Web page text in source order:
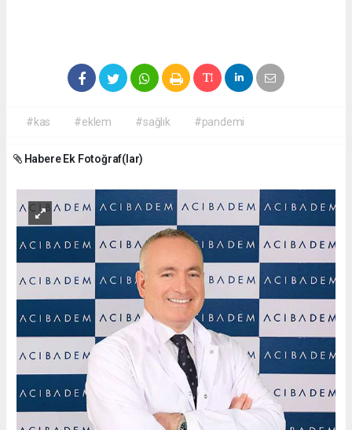
#kas #eklem #sağlık #pandemi
Habere Ek Fotoğraf(lar)